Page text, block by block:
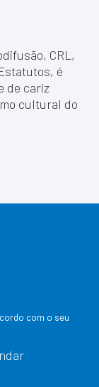
CRL,
é
de cariz
cultural do
com o seu